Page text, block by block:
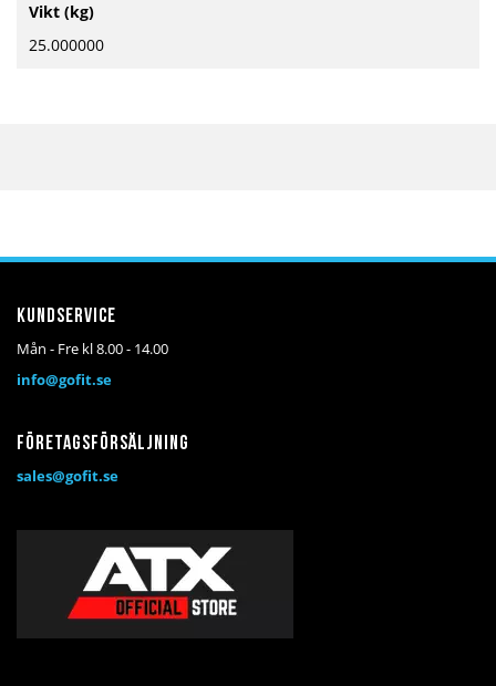
information
Vikt (kg)
25.000000
Kundservice
Mån - Fre kl 8.00 - 14.00
info@gofit.se
Företagsförsäljning
sales@gofit.se